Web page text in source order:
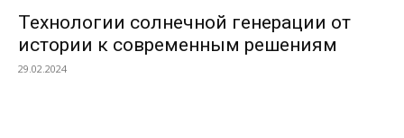
Технологии солнечной генерации от
истории к современным решениям
29.02.2024